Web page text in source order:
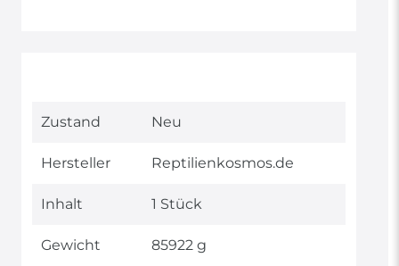
Technisches
Wert
Zustand Neu
Hersteller Reptilienkosmos.de
Inhalt 1 Stück
Gewicht 85922 g